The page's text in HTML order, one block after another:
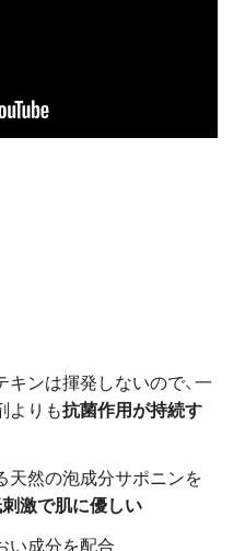
ンは揮発しないので、一
よりも抗菌作用が持続す
天然の泡成分サポニンを
激で肌に優しい
い成分を配合